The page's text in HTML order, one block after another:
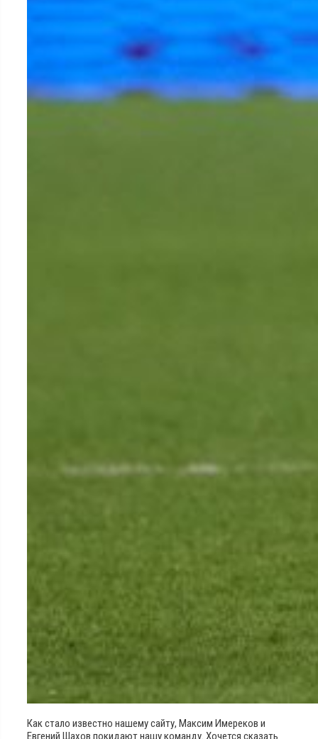
Как стало известно нашему сайту, Максим Имереков и
Евгений Шахов покидают нашу команду. Хочется сказать